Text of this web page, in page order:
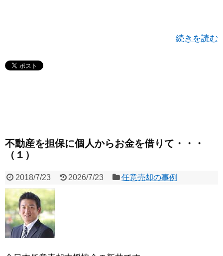
続きを読む
不動産を担保に個人からお金を借りて・・・
（１）
2018/7/23 2026/7/23 任意売却の事例